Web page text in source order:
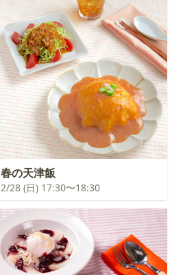
春の天津飯
2/28 (日) 17:30〜18:30